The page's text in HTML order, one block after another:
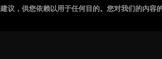
议，供您依赖以用于任何目的。您对我们的内容